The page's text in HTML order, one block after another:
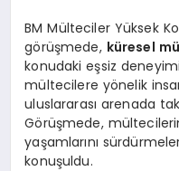
BM Mülteciler Yüksek
görüşmede, küresel
konudaki eşsiz
mültecilere yönelik
uluslararası arenada
Görüşmede,
yaşamlarını
konuşuldu.